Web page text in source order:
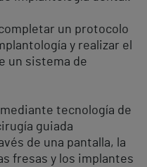
un protocolo
y realizar el
un sistema de
tecnología de
guiada
de una pantalla, la
fresas y los implantes